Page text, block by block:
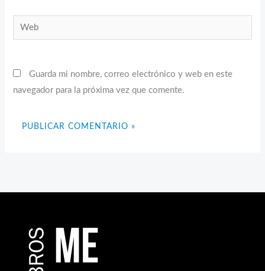
Web
Guarda mi nombre, correo electrónico y web en este
navegador para la próxima vez que comente.